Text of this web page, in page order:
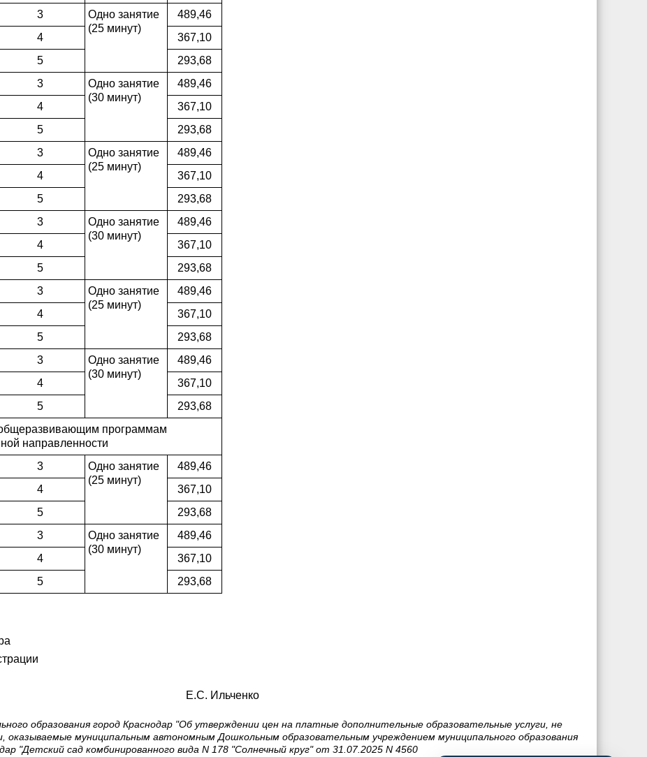
3
Одно занятие
(25 минут)
489,46
4
367,10
5
293,68
3
Одно занятие
(30 минут)
489,46
4
367,10
5
293,68
3
Одно занятие
(25 минут)
489,46
4
367,10
5
293,68
3
Одно занятие
(30 минут)
489,46
4
367,10
5
293,68
3
Одно занятие
(25 минут)
489,46
4
367,10
5
293,68
3
Одно занятие
(30 минут)
489,46
4
367,10
5
293,68
программам
направленности
3
Одно занятие
(25 минут)
489,46
4
367,10
5
293,68
3
Одно занятие
(30 минут)
489,46
4
367,10
5
293,68
Е.С. Ильченко
образования город Краснодар "Об утверждении цен на платные дополнительные образовательные услуги, не
оказываемые муниципальным автономным Дошкольным образовательным учреждением муниципального образования
"Детский сад комбинированного вида N 178 "Солнечный круг" от 31.07.2025 N 4560